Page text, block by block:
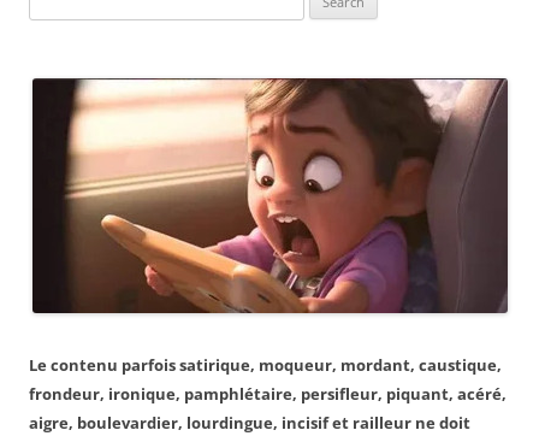
for:
Le contenu parfois satirique, moqueur, mordant, caustique,
frondeur, ironique, pamphlétaire, persifleur, piquant, acéré,
aigre, boulevardier, lourdingue, incisif et railleur ne doit